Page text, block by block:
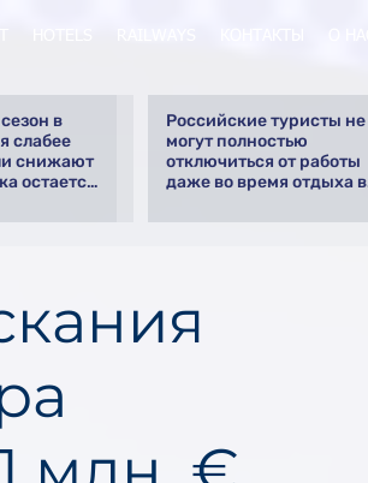
в
слабее
снижают
остается
Российские туристы не
могут полностью
отключиться от работы
даже во время отдыха в